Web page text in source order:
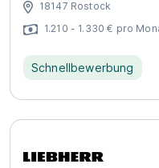
18147 Rostock
1.210 - 1.330 € pro
Schnellbewerbung